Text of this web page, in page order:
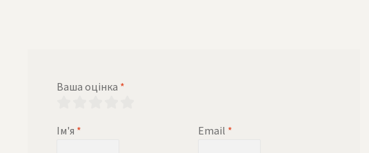
Ваша оцінка *
Ім'я * Email *